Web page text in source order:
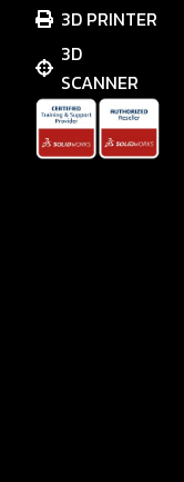
3D PRINTER
3D
SCANNER